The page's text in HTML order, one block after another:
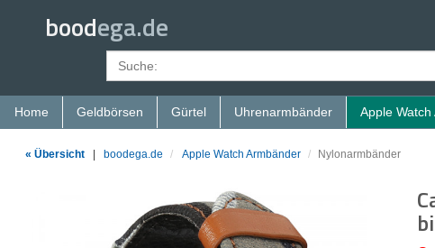
boodega.de
Home Geldbörsen Gürtel Uhrenarmbänder Apple
« Übersicht boodega.de Apple Watch Armbänder Nylonarmbänder